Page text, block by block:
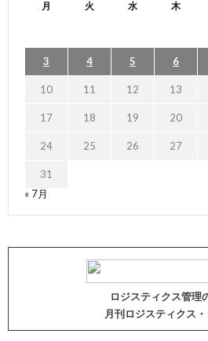
月 火 水 木
3 4 5 6
10 11 12 13
17 18 19 20
24 25 26 27
31
« 7月
ロジスティクス管理
月刊ロジスティクス